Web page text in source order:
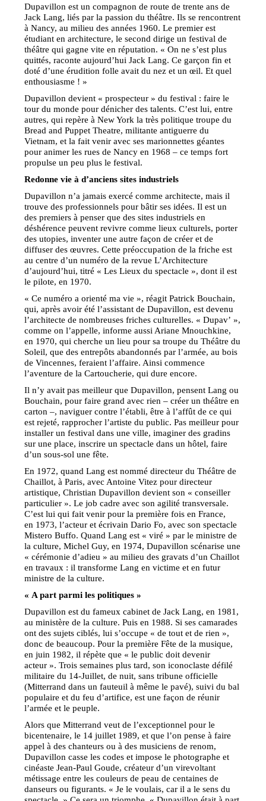
Dupavillon est un compagnon de route de trente ans de
Jack Lang, liés par la passion du théâtre. Ils se rencontrent
à Nancy, au milieu des années 1960. Le premier est
étudiant en architecture, le second dirige un festival de
théâtre qui gagne vite en réputation. « On ne s’est plus
quittés, raconte aujourd’hui Jack Lang. Ce garçon fin et
doté d’une érudition folle avait du nez et un œil. Et quel
enthousiasme ! »
Dupavillon devient « prospecteur » du festival : faire le
tour du monde pour dénicher des talents. C’est lui, entre
autres, qui repère à New York la très politique troupe du
Bread and Puppet Theatre, militante antiguerre du
Vietnam, et la fait venir avec ses marionnettes géantes
pour animer les rues de Nancy en 1968 – ce temps fort
propulse un peu plus le festival.
Redonne vie à d’anciens sites industriels
Dupavillon n’a jamais exercé comme architecte, mais il
trouve des professionnels pour bâtir ses idées. Il est un
des premiers à penser que des sites industriels en
déshérence peuvent revivre comme lieux culturels, porter
des utopies, inventer une autre façon de créer et de
diffuser des œuvres. Cette préoccupation de la friche est
au centre d’un numéro de la revue L’Architecture
d’aujourd’hui, titré « Les Lieux du spectacle », dont il est
le pilote, en 1970.
« Ce numéro a orienté ma vie », réagit Patrick Bouchain,
qui, après avoir été l’assistant de Dupavillon, est devenu
l’architecte de nombreuses friches culturelles. « Dupav’ »,
comme on l’appelle, informe aussi Ariane Mnouchkine,
en 1970, qui cherche un lieu pour sa troupe du Théâtre du
Soleil, que des entrepôts abandonnés par l’armée, au bois
de Vincennes, feraient l’affaire. Ainsi commence
l’aventure de la Cartoucherie, qui dure encore.
Il n’y avait pas meilleur que Dupavillon, pensent Lang ou
Bouchain, pour faire grand avec rien – créer un théâtre en
carton –, naviguer contre l’établi, être à l’affût de ce qui
est rejeté, rapprocher l’artiste du public. Pas meilleur pour
installer un festival dans une ville, imaginer des gradins
sur une place, inscrire un spectacle dans un hôtel, faire
d’un sous-sol une fête.
En 1972, quand Lang est nommé directeur du Théâtre de
Chaillot, à Paris, avec Antoine Vitez pour directeur
artistique, Christian Dupavillon devient son « conseiller
particulier ». Le job cadre avec son agilité transversale.
C’est lui qui fait venir pour la première fois en France,
en 1973, l’acteur et écrivain Dario Fo, avec son spectacle
Mistero Buffo. Quand Lang est « viré » par le ministre de
la culture, Michel Guy, en 1974, Dupavillon scénarise une
« cérémonie d’adieu » au milieu des gravats d’un Chaillot
en travaux : il transforme Lang en victime et en futur
ministre de la culture.
« A part parmi les politiques »
Dupavillon est du fameux cabinet de Jack Lang, en 1981,
au ministère de la culture. Puis en 1988. Si ses camarades
ont des sujets ciblés, lui s’occupe « de tout et de rien »,
donc de beaucoup. Pour la première Fête de la musique,
en juin 1982, il répète que « le public doit devenir
acteur ». Trois semaines plus tard, son iconoclaste défilé
militaire du 14-Juillet, de nuit, sans tribune officielle
(Mitterrand dans un fauteuil à même le pavé), suivi du bal
populaire et du feu d’artifice, est une façon de réunir
l’armée et le peuple.
Alors que Mitterrand veut de l’exceptionnel pour le
bicentenaire, le 14 juillet 1989, et que l’on pense à faire
appel à des chanteurs ou à des musiciens de renom,
Dupavillon casse les codes et impose le photographe et
cinéaste Jean-Paul Goude, créateur d’un virevoltant
métissage entre les couleurs de peau de centaines de
danseurs ou figurants. « Je le voulais, car il a le sens du